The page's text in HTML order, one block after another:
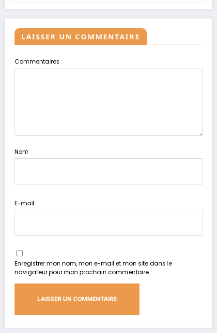
LAISSER UN COMMENTAIRE
Commentaires
Nom
E-mail
Enregistrer mon nom, mon e-mail et mon site dans le
navigateur pour mon prochain commentaire.